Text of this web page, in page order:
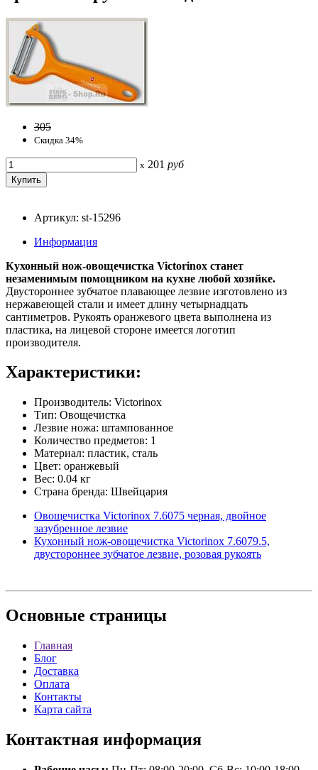
305
Скидка 34%
x 201 руб
Артикул: st-15296
Информация
Кухонный нож-овощечистка Victorinox станет
незаменимым помощником на кухне любой хозяйке.
Двустороннее зубчатое плавающее лезвие изготовлено из
нержавеющей стали и имеет длину четырнадцать
сантиметров. Рукоять оранжевого цвета выполнена из
пластика, на лицевой стороне имеется логотип
производителя.
Характеристики:
Производитель: Victorinox
Тип: Овощечистка
Лезвие ножа: штампованное
Количество предметов: 1
Материал: пластик, сталь
Цвет: оранжевый
Вес: 0.04 кг
Страна бренда: Швейцария
Овощечистка Victorinox 7.6075 черная, двойное
зазубренное лезвие
Кухонный нож-овощечистка Victorinox 7.6079.5,
двустороннее зубчатое лезвие, розовая рукоять
Основные страницы
Главная
Блог
Доставка
Оплата
Контакты
Карта сайта
Контактная информация